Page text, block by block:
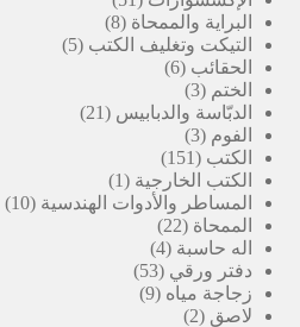
منتج
البراية والممحاة 8
8
منتجاتالتيكت وتغليف الكتب 5
5
الحقائب 6
6
الختم 3
3
منتجات
الدبّاسة والدبابيس 21
21
الفوم 3
3
منتجات
الكتب 151
151
منتج
الكتب الخارجية 1
منتج
المساطر والأدوات الهندسية 10
10
الممحاة 22
22
منتج
اله حاسبة 4
4
منتجات
دفتر ورقي 53
53
منتج
زجاجة مياه 9
9
لاصق 2
2